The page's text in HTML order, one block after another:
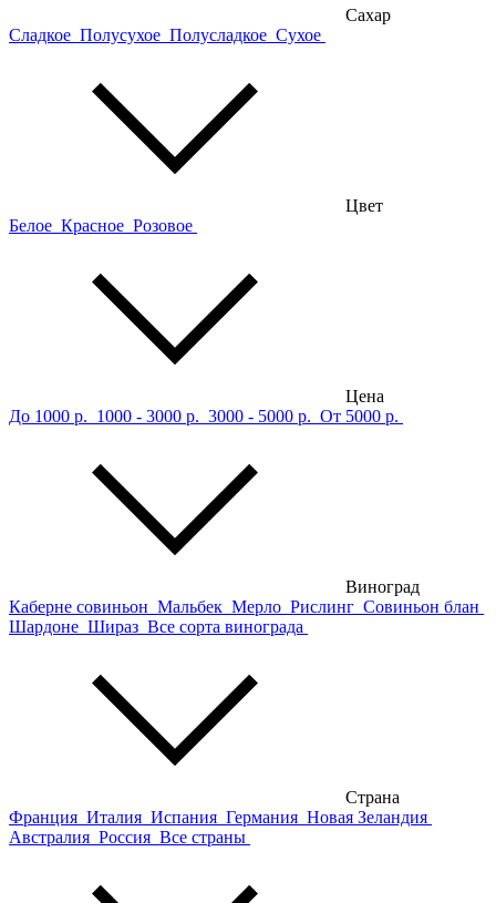
Сахар
Сладкое Полусухое Полусладкое Сухое
Цвет
Белое Красное Розовое
Цена
До 1000 р. 1000 - 3000 р. 3000 - 5000 р. От 5000 р.
Виноград
Каберне совиньон Мальбек Мерло Рислинг Совиньон блан
Шардоне Шираз Все сорта винограда
Страна
Франция Италия Испания Германия Новая Зеландия
Австралия Россия Все страны